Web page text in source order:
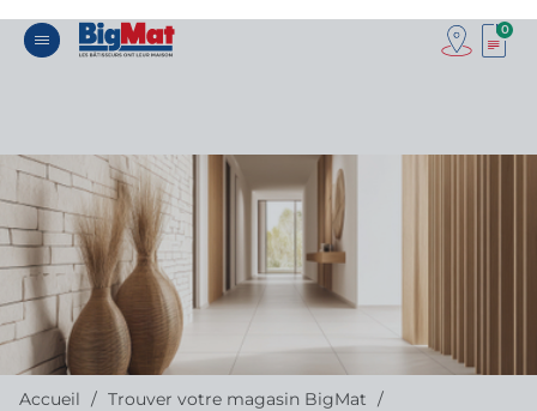
0
Accueil
Trouver votre magasin BigMat